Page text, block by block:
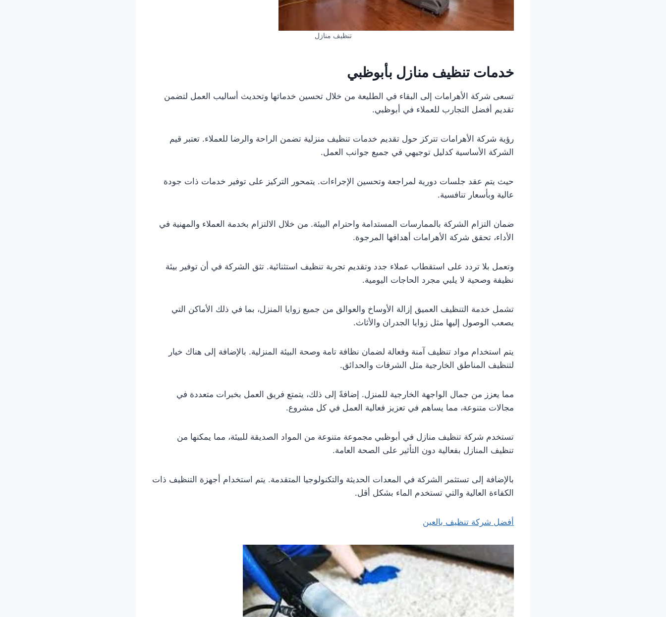
تنظيف منازل
خدمات تنظيف منازل بأبوظبي
تسعى شركة الأهرامات إلى البقاء في الطليعة من خلال تحسين خدماتها وتحديث أساليب العمل لتضمن
تقديم أفضل التجارب للعملاء في أبوظبي.
رؤية شركة الأهرامات تتركز حول تقديم خدمات تنظيف منزلية تضمن الراحة والرضا للعملاء. تعتبر قيم
الشركة الأساسية كدليل توجيهي في جميع جوانب العمل.
حيث يتم عقد جلسات دورية لمراجعة وتحسين الإجراءات. يتمحور التركيز على توفير خدمات ذات جودة
عالية وبأسعار تنافسية.
ضمان التزام الشركة بالممارسات المستدامة واحترام البيئة. من خلال الالتزام بخدمة العملاء والمهنية في
الأداء، تحقق شركة الأهرامات أهدافها المرجوة.
وتعمل بلا تردد على استقطاب عملاء جدد وتقديم تجربة تنظيف استثنائية. تثق الشركة في أن توفير بيئة
نظيفة وصحية لا يلبي مجرد الحاجات اليومية.
تشمل خدمة التنظيف العميق إزالة الأوساخ والعوالق من جميع زوايا المنزل، بما في ذلك الأماكن التي
يصعب الوصول إليها مثل زوايا الجدران والأثاث.
يتم استخدام مواد تنظيف آمنة وفعالة لضمان نظافة تامة وصحة البيئة المنزلية. بالإضافة إلى هناك خيار
لتنظيف المناطق الخارجية مثل الشرفات والحدائق.
مما يعزز من جمال الواجهة الخارجية للمنزل. إضافةً إلى ذلك، يتمتع فريق العمل بخبرات متعددة في
مجالات متنوعة، مما يساهم في تعزيز فعالية العمل في كل مشروع.
تستخدم شركة تنظيف منازل في أبوظبي مجموعة متنوعة من المواد الصديقة للبيئة، مما يمكنها من
تنظيف المنازل بفعالية دون التأثير على الصحة العامة.
بالإضافة إلى تستثمر الشركة في المعدات الحديثة والتكنولوجيا المتقدمة. يتم استخدام أجهزة التنظيف ذات
الكفاءة العالية والتي تستخدم الماء بشكل أقل.
أفضل شركة تنظيف بالعين